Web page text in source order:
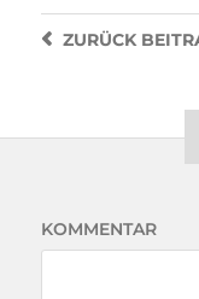
ZURÜCK
KOMMENTAR